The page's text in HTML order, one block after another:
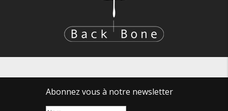
Abonnez vous à notre newsletter